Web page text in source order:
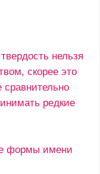
нельзя
скорее это
сравнительно
редкие
формы имени